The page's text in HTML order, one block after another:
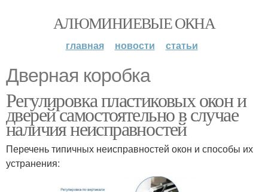
АЛЮМИНИЕВЫЕ ОКНА
главная новости статьи
Дверная коробка
Регулировка пластиковых окон и
дверей самостоятельно в случае
наличия неисправностей
Перечень типичных неисправностей окон и способы их
устранения: